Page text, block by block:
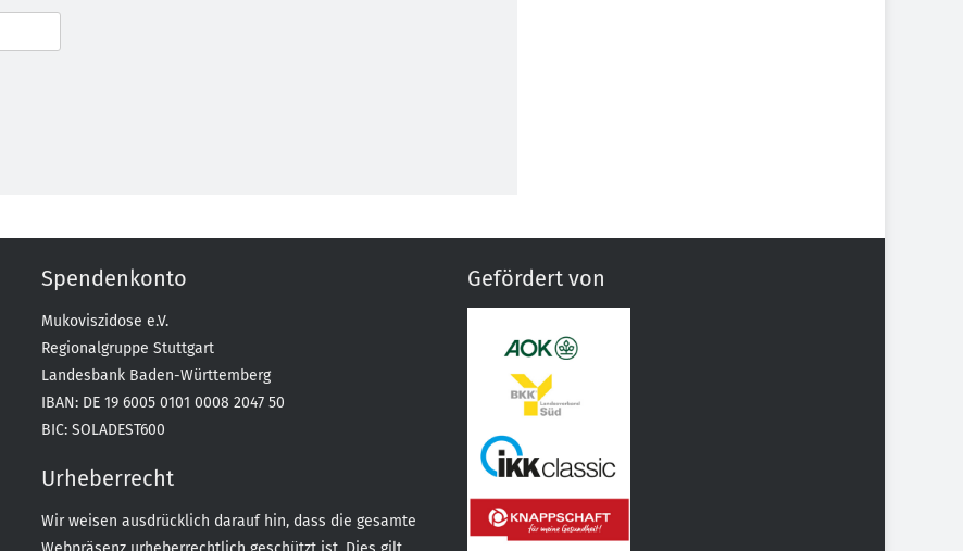
Spendenkonto
Mukoviszidose e.V.
Regionalgruppe Stuttgart
Landesbank Baden-Württemberg
IBAN: DE 19 6005 0101 0008 2047 50
BIC: SOLADEST600
Urheberrecht
Wir weisen ausdrücklich darauf hin, dass die gesamte
Gefördert von